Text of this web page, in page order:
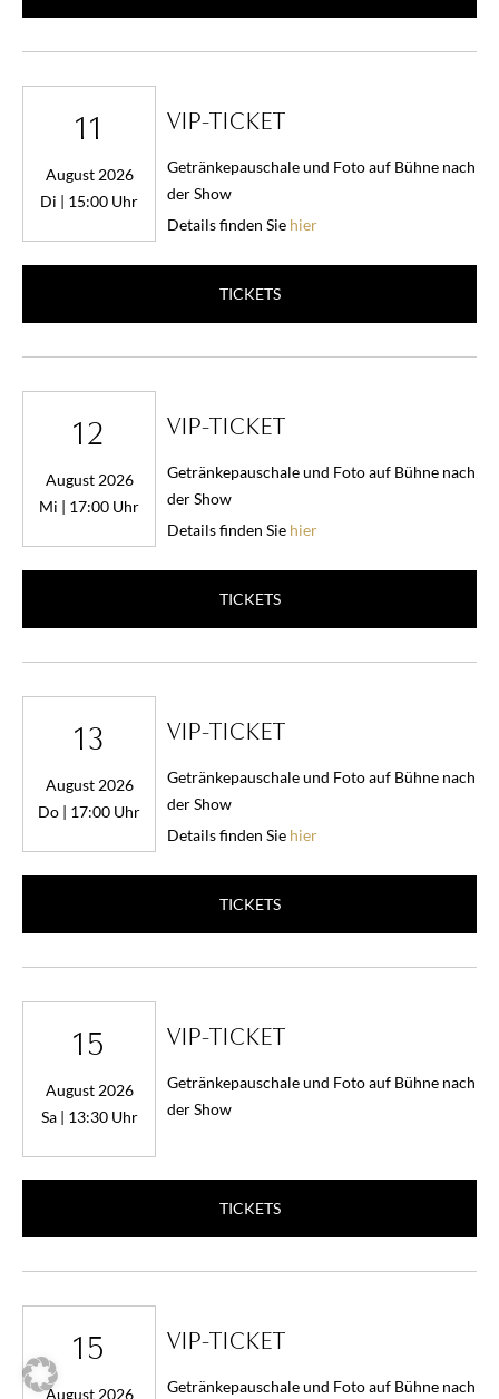
11
August 2026
Di | 15:00 Uhr
VIP-TICKET
Getränkepauschale und Foto auf Bühne nach
der Show
Details finden Sie hier
TICKETS
12
August 2026
Mi | 17:00 Uhr
VIP-TICKET
Getränkepauschale und Foto auf Bühne nach
der Show
Details finden Sie hier
TICKETS
13
August 2026
Do | 17:00 Uhr
VIP-TICKET
Getränkepauschale und Foto auf Bühne nach
der Show
Details finden Sie hier
TICKETS
15
August 2026
Sa | 13:30 Uhr
VIP-TICKET
Getränkepauschale und Foto auf Bühne nach
der Show
TICKETS
15
August 2026
VIP-TICKET
Getränkepauschale und Foto auf Bühne nach